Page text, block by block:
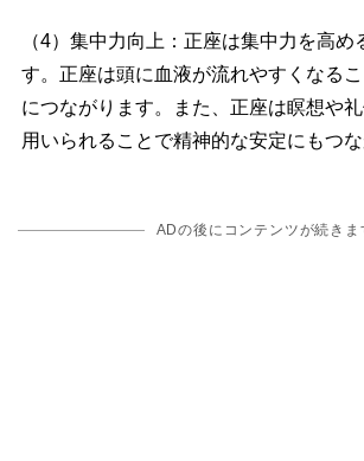
（4）集中力向上：正座は集中力を高め
す。正座は頭に血液が流れやすくなる
につながります。また、正座は瞑想や
用いられることで精神的な安定にもつな
ADの後にコンテンツが続きま